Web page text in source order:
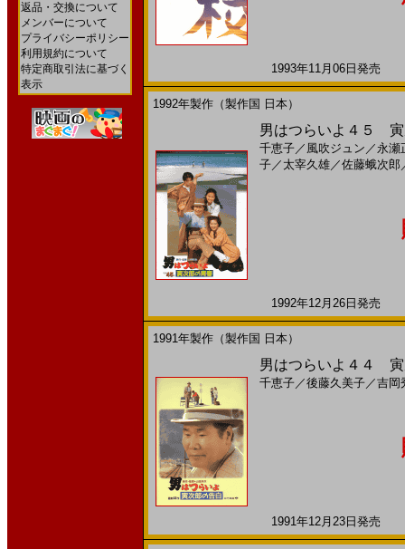
返品・交換について
メンバーについて
プライバシーポリシー
利用規約について
特定商取引法に基づく
表示
1993年11月06日発売
1992年製作（製作国 日本）
男はつらいよ４５ 寅
千恵子／ 風吹ジュン ／永瀬
子／ 太宰久雄／佐藤蛾次郎
1992年12月26日発売
1991年製作（製作国 日本）
男はつらいよ４４ 寅
千恵子／後藤久美子／吉岡
1991年12月23日発売